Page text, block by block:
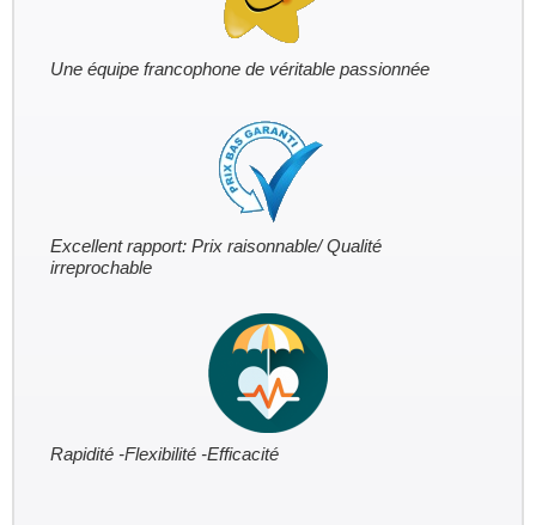
Une équipe francophone de véritable passionnée
Excellent rapport: Prix raisonnable/ Qualité
irreprochable
Rapidité -Flexibilité -Efficacité